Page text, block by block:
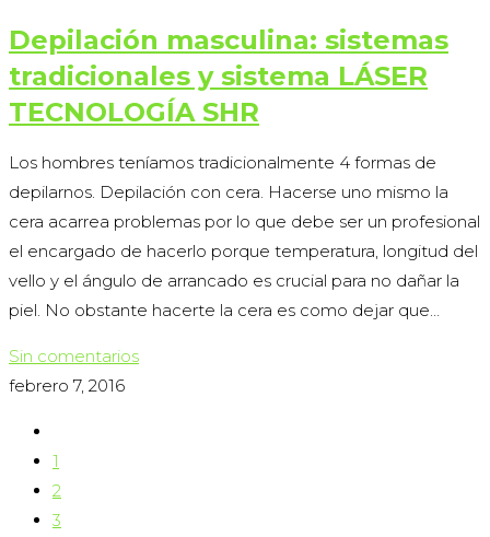
Depilación masculina: sistemas
tradicionales y sistema LÁSER
TECNOLOGÍA SHR
Los hombres teníamos tradicionalmente 4 formas de
depilarnos. Depilación con cera. Hacerse uno mismo la
cera acarrea problemas por lo que debe ser un profesional
el encargado de hacerlo porque temperatura, longitud del
vello y el ángulo de arrancado es crucial para no dañar la
piel. No obstante hacerte la cera es como dejar que…
Sin comentarios
febrero 7, 2016
a
la
página
1
2
3